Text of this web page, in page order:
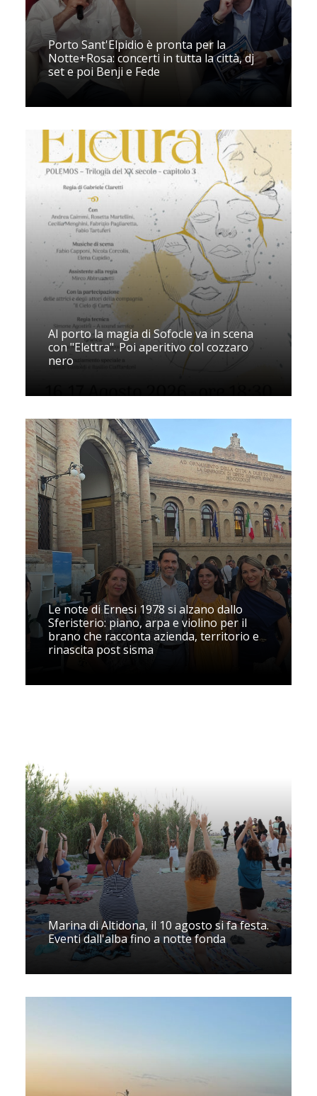
Porto Sant'Elpidio è pronta per la
Notte+Rosa: concerti in tutta la città, dj
set e poi Benji e Fede
Al porto la magia di Sofocle va in scena
con "Elettra". Poi aperitivo col cozzaro
nero
Le note di Ernesi 1978 si alzano dallo
Sferisterio: piano, arpa e violino per il
brano che racconta azienda, territorio e
rinascita post sisma
Marina di Altidona, il 10 agosto si fa festa.
Eventi dall'alba fino a notte fonda